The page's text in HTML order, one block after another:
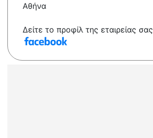
Αθήνα
Δείτε το προφίλ της εταιρείας σας